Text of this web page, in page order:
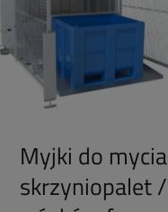
Myjki do mycia
skrzyniopalet /